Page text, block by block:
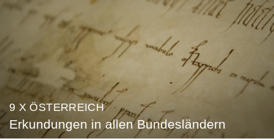
9 X ÖSTERREICH
Erkundungen in allen Bundesländern